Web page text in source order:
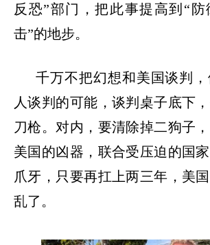
反恐”部门，把此事提高到 “防
击”的地步。
千万不把幻想和美国谈判
人谈判的可能，谈判桌子底下
刀枪。对内，要清除掉二狗子
美国的凶器，联合受压迫的国
爪牙，只要再扛上两三年，美
乱了。